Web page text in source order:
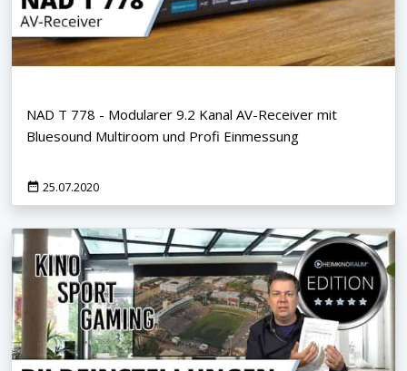
NAD T 778 - Modularer 9.2 Kanal AV-Receiver mit
Bluesound Multiroom und Profi Einmessung
25.07.2020